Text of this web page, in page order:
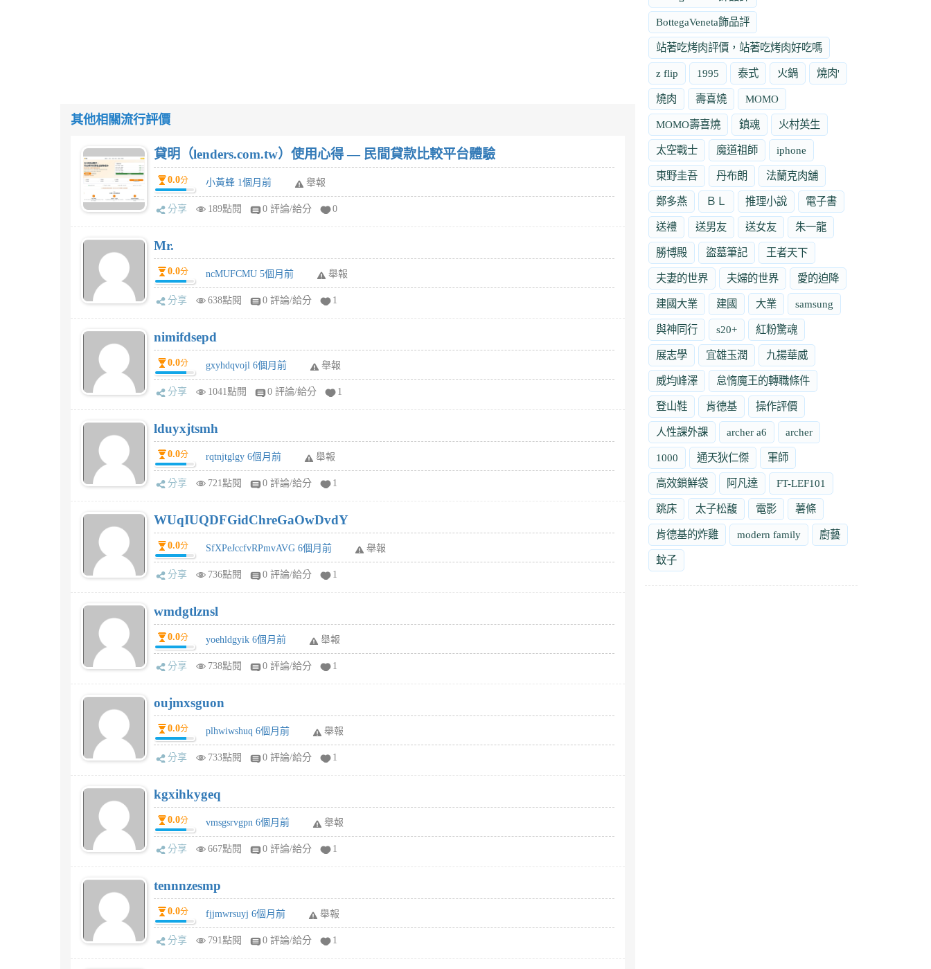
其他相關流行評價
貸明（lenders.com.tw）使用心得 — 民間貸款比較平台體驗
0.0分 小黃蜂 1個月前 舉報
分享 189點閱 0 評論/給分 0
Mr.
0.0分 ncMUFCMU 5個月前 舉報
分享 638點閱 0 評論/給分 1
nimifdsepd
0.0分 gxyhdqvojl 6個月前 舉報
分享 1041點閱 0 評論/給分 1
lduyxjtsmh
0.0分 rqtnjtglgy 6個月前 舉報
分享 721點閱 0 評論/給分 1
WUqIUQDFGidChreGaOwDvdY
0.0分 SfXPeJccfvRPmvAVG 6個月前 舉報
分享 736點閱 0 評論/給分 1
wmdgtlznsl
0.0分 yoehldgyik 6個月前 舉報
分享 738點閱 0 評論/給分 1
oujmxsguon
0.0分 plhwiwshuq 6個月前 舉報
分享 733點閱 0 評論/給分 1
kgxihkygeq
0.0分 vmsgsrvgpn 6個月前 舉報
分享 667點閱 0 評論/給分 1
tennnzesmp
0.0分 fjjmwrsuyj 6個月前 舉報
分享 791點閱 0 評論/給分 1
BottegaVeneta飾品評
站著吃烤肉評價，站著吃烤肉好吃嗎
z flip 1995 泰式 火鍋 燒肉'
燒肉 壽喜燒 MOMO
MOMO壽喜燒 鎮魂 火村英生
太空戰士 魔道祖師 iphone
東野圭吾 丹布朗 法蘭克肉舖
鄭多燕 ＢＬ 推理小說 電子書
送禮 送男友 送女友 朱一龍
勝博殿 盜墓筆記 王者天下
夫妻的世界 夫婦的世界 愛的迫降
建國大業 建國 大業 samsung
與神同行 s20+ 紅粉驚魂
展志學 宜雄玉潤 九揚華威
威均峰澤 怠惰魔王的轉職條件
登山鞋 肯德基 操作評價
人性課外課 archer a6 archer
1000 通天狄仁傑 軍師
高效鎖鮮袋 阿凡達 FT-LEF101
跳床 太子松馥 電影 薯條
肯德基的炸雞 modern family 廚藝
蚊子